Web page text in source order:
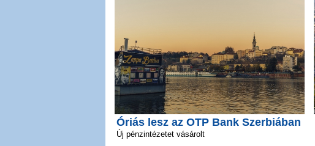
Óriás lesz az OTP Bank Szerbiában
Új pénzintézetet vásárolt